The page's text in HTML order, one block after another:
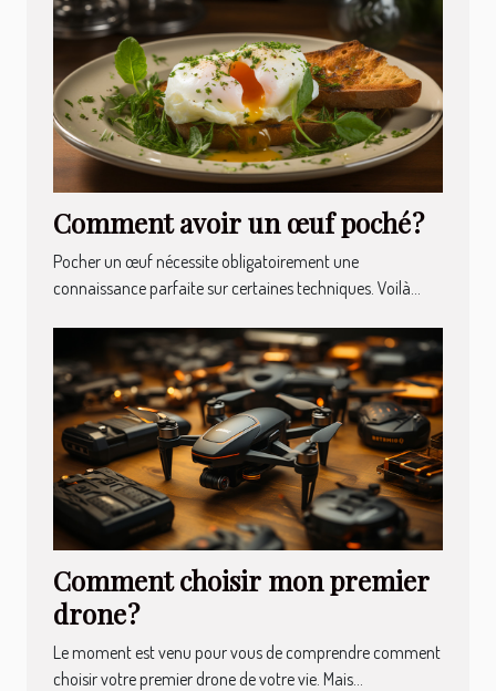
Comment avoir un œuf poché ?
Pocher un œuf nécessite obligatoirement une
connaissance parfaite sur certaines techniques. Voilà...
Comment choisir mon premier
drone ?
Le moment est venu pour vous de comprendre comment
choisir votre premier drone de votre vie. Mais...